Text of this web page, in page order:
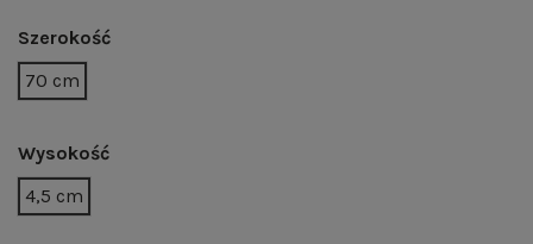
Szerokość
70 cm
Wysokość
4,5 cm